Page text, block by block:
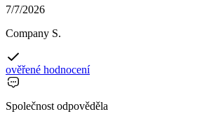
7/7/2026
Company S.
ověřené hodnocení
Společnost odpověděla